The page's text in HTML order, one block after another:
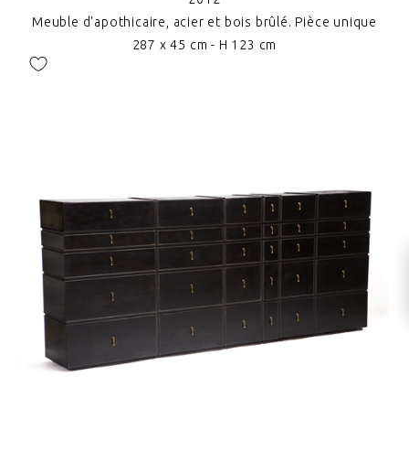
Meuble d'apothicaire, acier et bois brûlé. Pièce unique
287 x 45 cm - H 123 cm